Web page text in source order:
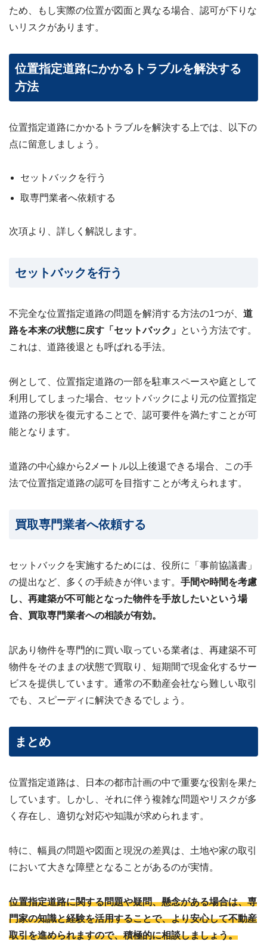
ため、もし実際の位置が図面と異なる場合、認可が下りな
いリスクがあります。
位置指定道路にかかるトラブルを解決する
方法
位置指定道路にかかるトラブルを解決する上では、以下の
点に留意しましょう。
セットバックを行う
取専門業者へ依頼する
次項より、詳しく解説します。
セットバックを行う
不完全な位置指定道路の問題を解消する方法の1つが、 道
路を本来の状態に戻す「セットバック」 という方法です。
これは、道路後退とも呼ばれる手法。
例として、位置指定道路の一部を駐車スペースや庭として
利用してしまった場合、セットバックにより元の位置指定
道路の形状を復元することで、認可要件を満たすことが可
能となります。
道路の中心線から2メートル以上後退できる場合、この手
法で位置指定道路の認可を目指すことが考えられます。
買取専門業者へ依頼する
セットバックを実施するためには、役所に「事前協議書」
の提出など、多くの手続きが伴います。 手間や時間を考慮
し、再建築が不可能となった物件を手放したいという場
合、買取専門業者への相談が有効。
訳あり物件を専門的に買い取っている業者は、再建築不可
物件をそのままの状態で買取り、短期間で現金化するサー
ビスを提供しています。通常の不動産会社なら難しい取引
でも、スピーディに解決できるでしょう。
まとめ
位置指定道路は、日本の都市計画の中で重要な役割を果た
しています。しかし、それに伴う複雑な問題やリスクが多
く存在し、適切な対応や知識が求められます。
特に、幅員の問題や図面と現況の差異は、土地や家の取引
において大きな障壁となることがあるのが実情。
位置指定道路に関する問題や疑問、懸念がある場合は、専
門家の知識と経験を活用することで、より安心して不動産
取引を進められますので、積極的に相談しましょう。